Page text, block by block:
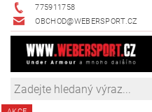
775911758
OBCHOD@WEBERSPORT.CZ